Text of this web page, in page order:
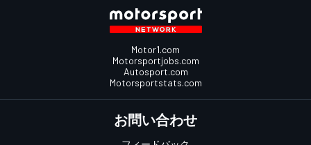
Motor1.com
Motorsportjobs.com
Autosport.com
Motorsportstats.com
お問い合わせ